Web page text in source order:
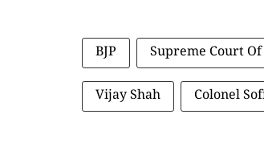
BJP Supreme Court
Vijay Shah Colonel